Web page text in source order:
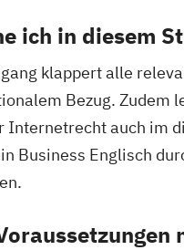
ich in diesem
klappert alle
Bezug. Zudem
Internetrecht auch im
Business Englisch